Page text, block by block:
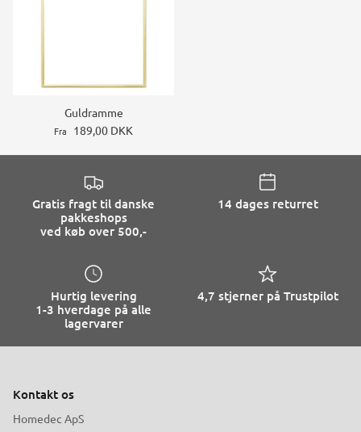
Guldramme
Fra 189,00 DKK
Gratis fragt til danske
pakkeshops
ved køb over 500,-
14 dages returret
Hurtig levering
1-3 hverdage på alle
lagervarer
4,7 stjerner på Trustpilot
Kontakt os
Homedec ApS